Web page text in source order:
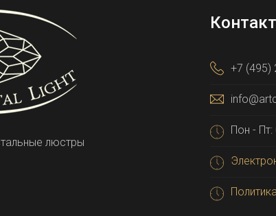
люстры
+7 (495)
Пон -